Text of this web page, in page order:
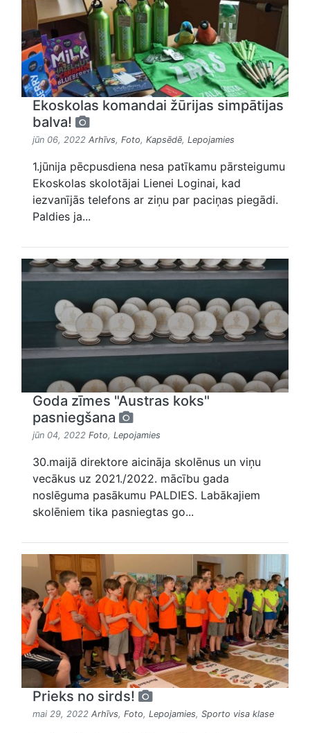
Ekoskolas komandai žūrijas simpātijas
balva!
jūn 06, 2022 Arhīvs, Foto, Kapsēdē, Lepojamies
1.jūnija pēcpusdiena nesa patīkamu pārsteigumu
Ekoskolas skolotājai Lienei Loginai, kad
iezvanījās telefons ar ziņu par paciņas piegādi.
Paldies ja...
Goda zīmes "Austras koks"
pasniegšana
jūn 04, 2022 Foto, Lepojamies
30.maijā direktore aicināja skolēnus un viņu
vecākus uz 2021./2022. mācību gada
noslēguma pasākumu PALDIES. Labākajiem
skolēniem tika pasniegtas go...
Prieks no sirds!
mai 29, 2022 Arhīvs, Foto, Lepojamies, Sporto visa klase